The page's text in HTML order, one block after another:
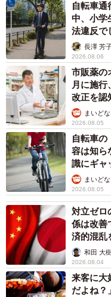
自転車
中、小
法違反で
説】長澤 芳
2026.08.06
市販薬の
月に施
改正を認
まいど
2026.08.05
自転車の
容は知
識にギャ
まいど
2026.08.05
対立ゼロ
係は改
済的混乱
和田 大
2026.08.04
来客に
だよね